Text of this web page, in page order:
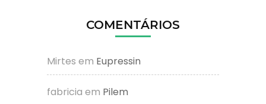
COMENTÁRIOS
Mirtes em Eupressin
fabricia em Pilem